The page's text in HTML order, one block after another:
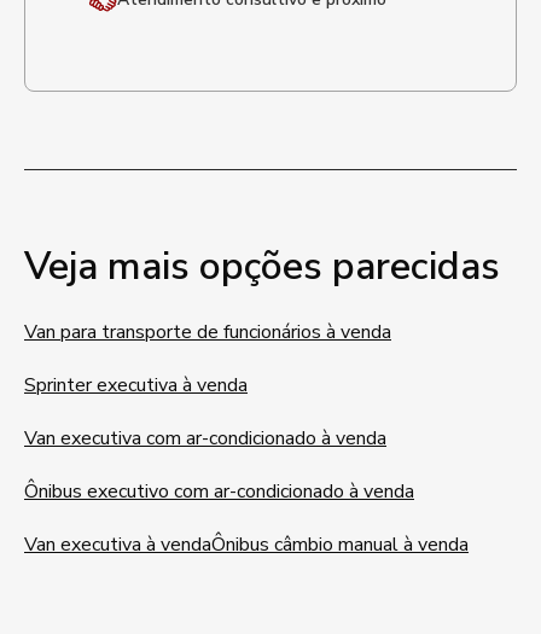
Veja mais opções parecidas
Van para transporte de funcionários à venda
Sprinter executiva à venda
Van executiva com ar-condicionado à venda
Ônibus executivo com ar-condicionado à venda
Van executiva à vendaÔnibus câmbio manual à venda